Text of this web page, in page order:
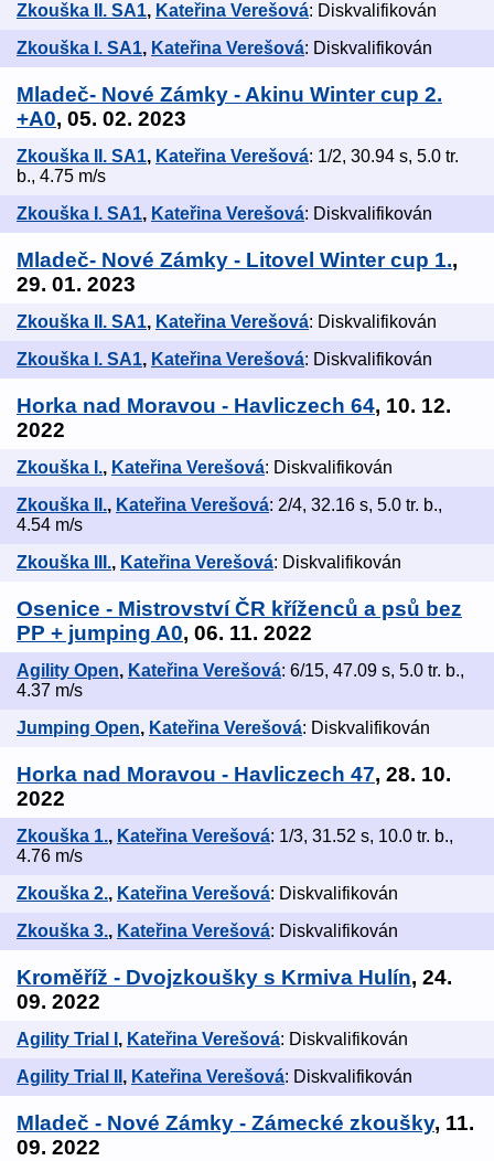
Zkouška II. SA1, Kateřina Verešová: Diskvalifikován
Zkouška I. SA1, Kateřina Verešová: Diskvalifikován
Mladeč- Nové Zámky - Akinu Winter cup 2.
+A0, 05. 02. 2023
Zkouška II. SA1, Kateřina Verešová: 1/2, 30.94 s, 5.0 tr.
b., 4.75 m/s
Zkouška I. SA1, Kateřina Verešová: Diskvalifikován
Mladeč- Nové Zámky - Litovel Winter cup 1.,
29. 01. 2023
Zkouška II. SA1, Kateřina Verešová: Diskvalifikován
Zkouška I. SA1, Kateřina Verešová: Diskvalifikován
Horka nad Moravou - Havliczech 64, 10. 12.
2022
Zkouška I., Kateřina Verešová: Diskvalifikován
Zkouška II., Kateřina Verešová: 2/4, 32.16 s, 5.0 tr. b.,
4.54 m/s
Zkouška III., Kateřina Verešová: Diskvalifikován
Osenice - Mistrovství ČR kříženců a psů bez
PP + jumping A0, 06. 11. 2022
Agility Open, Kateřina Verešová: 6/15, 47.09 s, 5.0 tr. b.,
4.37 m/s
Jumping Open, Kateřina Verešová: Diskvalifikován
Horka nad Moravou - Havliczech 47, 28. 10.
2022
Zkouška 1., Kateřina Verešová: 1/3, 31.52 s, 10.0 tr. b.,
4.76 m/s
Zkouška 2., Kateřina Verešová: Diskvalifikován
Zkouška 3., Kateřina Verešová: Diskvalifikován
Kroměříž - Dvojzkoušky s Krmiva Hulín, 24.
09. 2022
Agility Trial I , Kateřina Verešová: Diskvalifikován
Agility Trial II , Kateřina Verešová: Diskvalifikován
Mladeč - Nové Zámky - Zámecké zkoušky, 11.
09. 2022